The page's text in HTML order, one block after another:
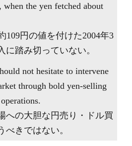
when the yen fetched about
109円の値を付けた2004年3
に踏み切っていない。
not hesitate to intervene
through bold yen-selling
への大胆な円売り・ドル買
べきではない。